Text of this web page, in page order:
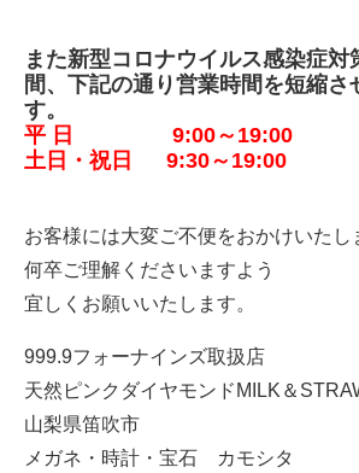
また新型コロナウイルス感染症対
間、下記の通り営業時間を短縮さ
す。
平 日 9:00～19:00
土日・祝日 9:30～19:00
お客様には大変ご不便をおかけいたし
何卒ご理解くださいますよう
宜しくお願いいたします。
999.9フォーナインズ取扱店
天然ピンクダイヤモンドMILK＆
山梨県笛吹市
メガネ・時計・宝石 カモシタ